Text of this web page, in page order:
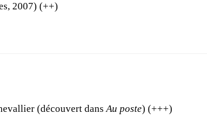
2007) (++)
(décou­vert dansAu poste) (+++)